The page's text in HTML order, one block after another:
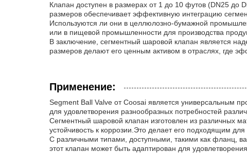
Клапан доступен в размерах от 1 до 10 футов (DN25 до
размеров обеспечивает эффективную интеграцию
Используются ли они в целлюлозно-бумажной
или в пищевой промышленности для производства
В заключение, сегментный шаровой клапан является
размеров делают его ценным активом в отраслях, где
Применение:
Segment Ball Valve от Coosai является универсальным
для удовлетворения разнообразных потребностей
Сегментный шаровой клапан изготовлен из различных
устойчивость к коррозии.Это делает его подходящим
С различными типами, доступными, такими как фланц,
этот клапан может быть адаптирован для